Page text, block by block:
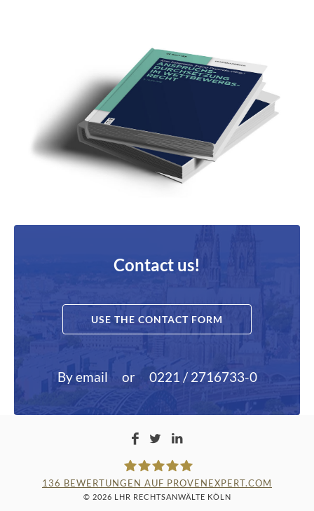
Contact us!
USE THE CONTACT FORM
By email or 0221 / 2716733-0
136 BEWERTUNGEN AUF PROVENEXPERT.COM
© 2026 LHR RECHTSANWÄLTE KÖLN